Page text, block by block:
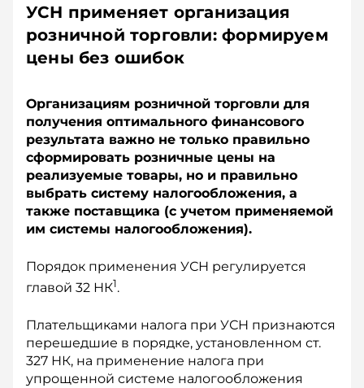
УСН применяет организация
розничной торговли: формируем
цены без ошибок
Организациям розничной торговли для
получения оптимального финансового
результата важно не только правильно
сформировать розничные цены на
реализуемые товары, но и правильно
выбрать систему налогообложения, а
также поставщика (с учетом применяемой
им системы налогообложения).
Порядок применения УСН регулируется
главой 32 НК1.
Плательщиками налога при УСН признаются
перешедшие в порядке, установленном ст.
327 НК, на применение налога при
упрощенной системе налогообложения